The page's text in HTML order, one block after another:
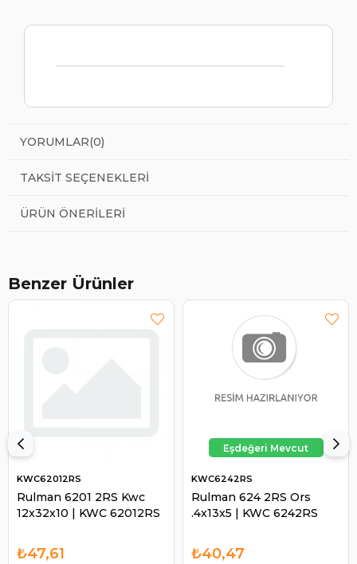
YORUMLAR(0)
TAKSIT SEÇENEKLERI
ÜRÜN ÖNERILERI
Benzer Ürünler
Rulman 6201 2RS Kwc
12x32x10 | KWC 62012RS
KWC62012RS
₺47,61
Rulman 624 2RS Ors
.4x13x5 | KWC 6242RS
KWC6242RS
₺40,47